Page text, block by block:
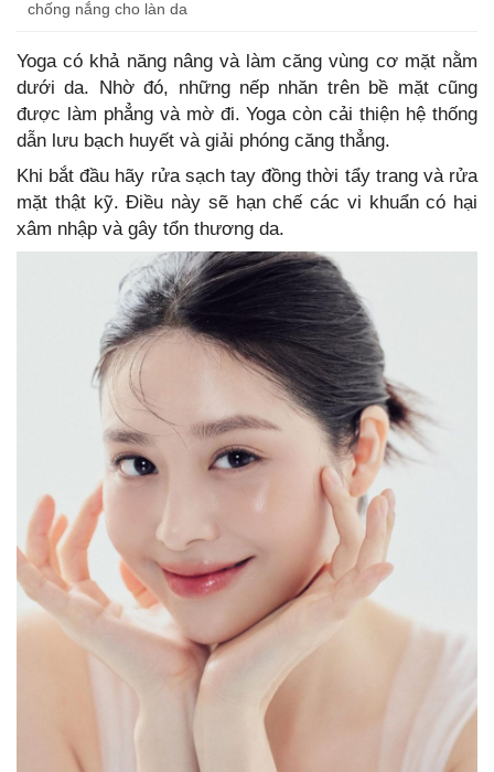
chống nắng cho làn da
Yoga có khả năng nâng và làm căng vùng cơ mặt nằm
dưới da. Nhờ đó, những nếp nhăn trên bề mặt cũng
được làm phẳng và mờ đi. Yoga còn cải thiện hệ thống
dẫn lưu bạch huyết và giải phóng căng thẳng.
Khi bắt đầu hãy rửa sạch tay đồng thời tẩy trang và rửa
mặt thật kỹ. Điều này sẽ hạn chế các vi khuẩn có hại
xâm nhập và gây tổn thương da.